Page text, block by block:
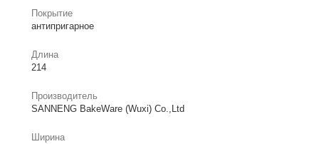
Покрытие
антипригарное
Длина
214
Производитель
SANNENG BakeWare (Wuxi) Co.,Ltd
Ширина